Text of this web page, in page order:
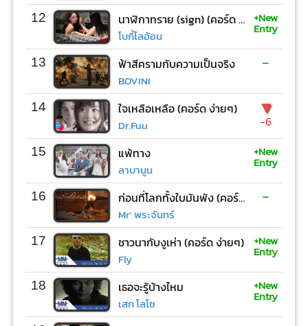
12 นาฬิกาทราย (sign) (คอร์ด ง่ายๆ)
โบกี้ไลอ้อน
+New
Entry
13 ฟ้าสีครามกับความเป็นจริง
BOVINI
-
14 ใจเหลือเหลือ (คอร์ด ง่ายๆ)
Dr.Fuu
▼
-6
15 แพ้ทาง
ลาบานูน
+New
Entry
16 ก่อนที่โลกทั้งใบมันพัง (คอร์ด ง่ายๆ)
Mr’ พระจันทร์
-
17 ชาวนากับงูเห่า (คอร์ด ง่ายๆ)
Fly
+New
Entry
18 เธอจะรู้บ้างไหม
เสก โลโซ
+New
Entry